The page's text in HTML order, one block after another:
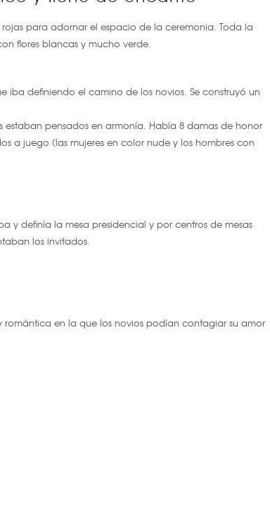
para adornar el espacio de la ceremonia. Toda la
flores blancas y mucho verde.
iba definiendo el camino de los novios. Se construyó un
pensados en armonía. Había 8 damas de honor
a juego (las mujeres en color nude y los hombres con
definía la mesa presidencial y por centros de mesas
los invitados.
en la que los novios podían contagiar su amor